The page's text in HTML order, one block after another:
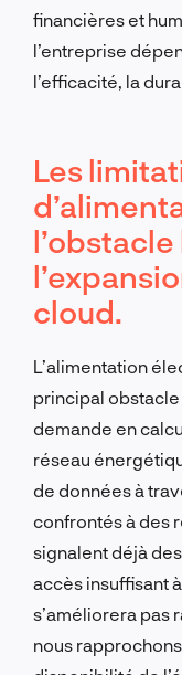
financières et
l’entreprise
l’efficacité, la
Les
cloud.
L’alimentation
principal obstacle
demande en
réseau
de données à
confrontés à des
signalent déjà
accès insuffisant
s’améliorera pas
nous